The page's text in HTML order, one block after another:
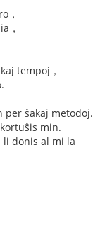
，
，
tempoj，
per ŝakaj metodoj.
min.
li donis al mi la